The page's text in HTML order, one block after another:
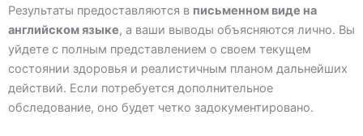
Результаты предоставляются в письменном виде на
английском языке, а ваши выводы объясняются лично. Вы
уйдете с полным представлением о своем текущем
состоянии здоровья и реалистичным планом дальнейших
действий. Если потребуется дополнительное
обследование, оно будет четко задокументировано.